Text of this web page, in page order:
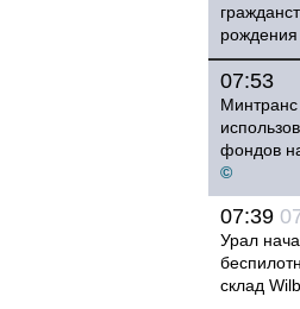
рождения
07:53
фондов
©
07:39
Урал
склад